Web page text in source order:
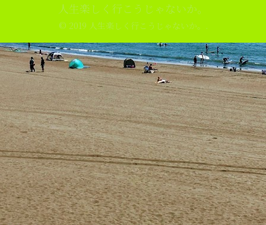
人生楽しく行こうじゃないか。
© 2019 人生楽しく行こうじゃないか。.